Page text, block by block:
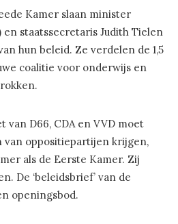
Kamer slaan minister
staatssecretaris Judith Tielen
hun beleid. Ze verdelen de 1,5
coalitie voor onderwijs en
van D66, CDA en VVD moet
van oppositiepartijen krijgen,
als de Eerste Kamer. Zij
De ‘beleidsbrief’ van de
openingsbod.